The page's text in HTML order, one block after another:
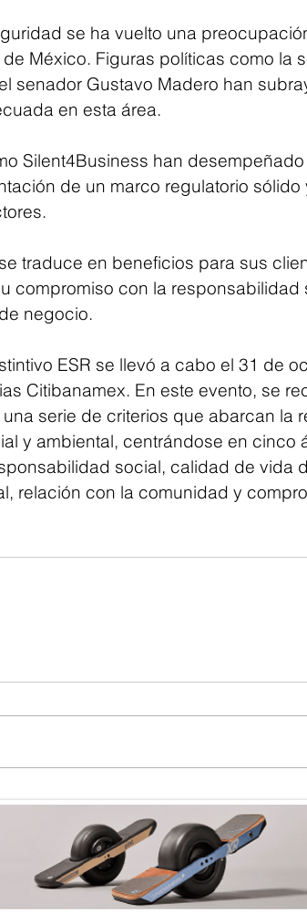
se ha vuelto una
México. Figuras políticas como la
senador Gustavo Madero han
en esta área.
Silent4Business han
de un marco regulatorio sólido
traduce en beneficios para sus
compromiso con la responsabilidad
negocio.
ESR se llevó a cabo el 31 de
Citibanamex. En este evento, se
serie de criterios que abarcan la
y ambiental, centrándose en cinco
social, calidad de vida
relación con la comunidad y